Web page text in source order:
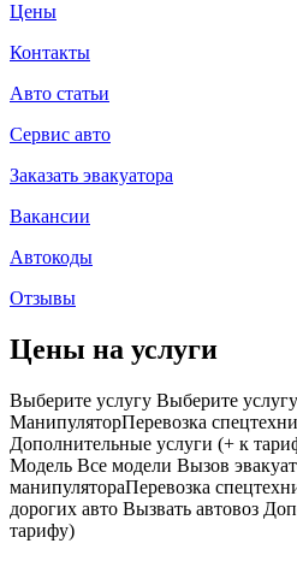
Цены
Контакты
Авто статьи
Сервис авто
Заказать эвакуатора
Вакансии
Автокоды
Отзывы
Цены на услуги
Выберите услугу Выберите услугу
МанипуляторПеревозка
Дополнительные услуги (+ к
Модель Все модели Вызов
манипулятораПеревозка
дорогих авто Вызвать автовоз
тарифу)